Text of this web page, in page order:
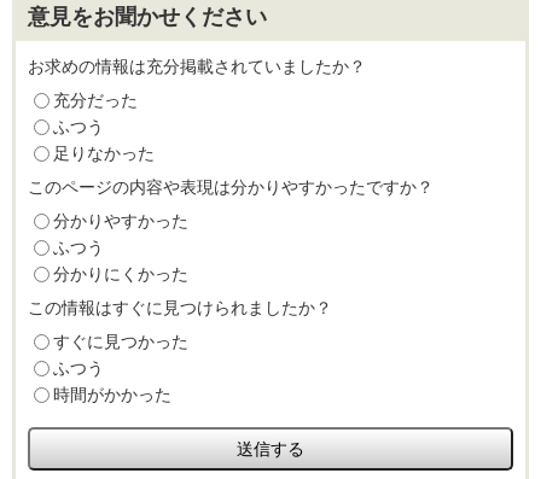
意見をお聞かせください
お求めの情報は充分掲載されていましたか？
充分だった
ふつう
足りなかった
このページの内容や表現は分かりやすかったですか？
分かりやすかった
ふつう
分かりにくかった
この情報はすぐに見つけられましたか？
すぐに見つかった
ふつう
時間がかかった